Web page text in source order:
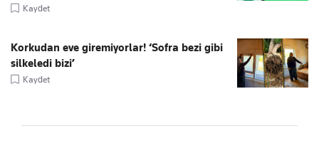
Kaydet
Korkudan eve giremiyorlar! ‘Sofra bezi gibi
silkeledi bizi’
Kaydet